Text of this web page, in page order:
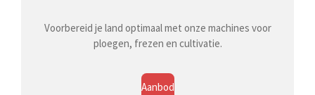
Voorbereid je land optimaal met onze machines voor
ploegen, frezen en cultivatie.
Aanbod